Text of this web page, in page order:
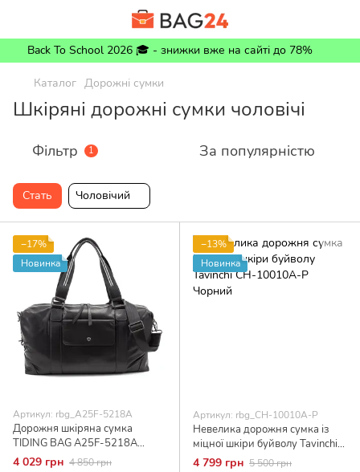
Back To School 2026 🎓 - знижки вже на сайті до 78%
Каталог Дорожні сумки
Шкіряні дорожні сумки чоловічі
Фільтр 1 За популярністю
Стать Чоловічий
−17%
Новинка
Артикул: rbg_A25F-5218A
Дорожня шкіряна сумка
TIDING BAG A25F-5218A
Чорний
4 029 грн 4 850 грн
−13%
Новинка
Артикул: rbg_CH-10010A-P
Невелика дорожня сумка із
міцної шкіри буйволу Tavinchi
CH-10010A-P Чорний
4 799 грн 5 500 грн